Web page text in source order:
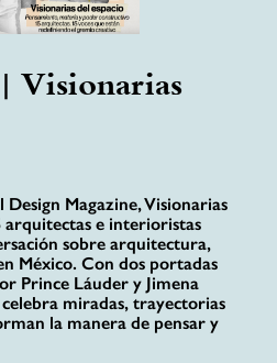
Visionarias
Design Magazine, Visionarias
arquitectas e interioristas
sobre arquitectura,
México. Con dos portadas
Prince Láuder y Jimena
miradas, trayectorias
la manera de pensar y